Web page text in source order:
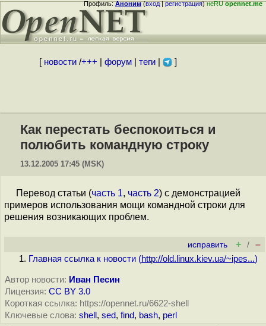
Профиль:Аноним(вход|регистрация)неRUopennet.me
[ новости/+++ форум| теги| ]
Как перестать беспокоиться и
полюбить командную строку
13.12.2005 17:45 (MSK)
Перевод статьи (часть 1, часть 2) с демонстрацией
примеров использования мощи командной строки для
решения возникающих проблем.
исправить + / –
Главная ссылка к новости (http://old.linux.kiev.ua/~ipes...)
Автор новости: Иван Песин
Лицензия: CC BY 3.0
Короткая ссылка: https://opennet.ru/6622-shell
Ключевые слова: shell , sed, find, bash, perl